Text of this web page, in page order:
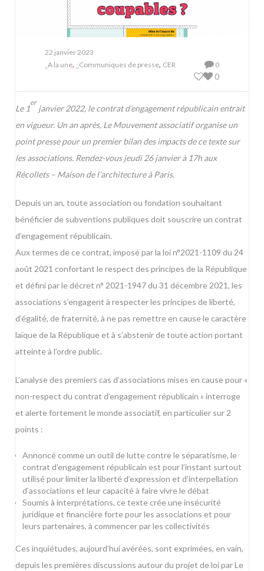
22 janvier 2023
_A la une, _Communiques de presse, CER 0
0
Le 1
er
janvier 2022, le contrat d’engagement républicain entrait
en vigueur. Un an après, Le Mouvement associatif organise un
point presse pour un premier bilan des impacts de ce texte sur
les associations. Rendez-vous jeudi 26 janvier à 17h aux
Récollets – Maison de l’architecture à Paris.
Depuis un an, toute association ou fondation souhaitant
bénéficier de subventions publiques doit souscrire un contrat
d’engagement républicain.
Aux termes de ce contrat, imposé parla loi n°2021-1109 du 24
août 2021 confortant le respect des principes de la République
et défini parle décret n° 2021-1947 du 31 décembre 2021, les
associations s’engagent à respecter les principes de liberté,
d’égalité, de fraternité, à ne pas remettre en cause le caractère
laïque de la République et à s’abstenir de toute action portant
atteinte à l’ordre public.
L’analyse des premiers cas d’associations mises en cause pour «
non-respect du contrat d’engagement républicain » interroge
et alerte fortement le monde associatif, en particulier sur 2
points :
Annoncé comme un outil de lutte contre le séparatisme, le
contrat d’engagement républicain est pour l’instant surtout
utilisé pour limiter la liberté d’expression et d’interpellation
d’associations et leur capacité à faire vivre le débat
Soumis à interprétations, ce texte crée une insécurité
juridique et financière forte pour les associations et pour
leurs partenaires, à commencer par les collectivités
Ces inquiétudes, aujourd’hui avérées, sont exprimées, en vain,
depuis les premières discussions autour du projet de loi par Le